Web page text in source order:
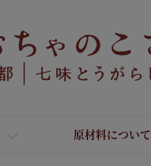
原材料について